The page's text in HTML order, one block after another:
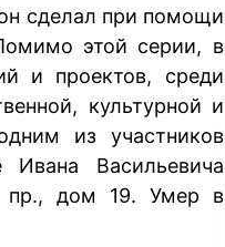
сделал при помощи
этой серии, в
и проектов, среди
культурной и
из участников
Ивана Васильевича
пр., дом 19. Умер в